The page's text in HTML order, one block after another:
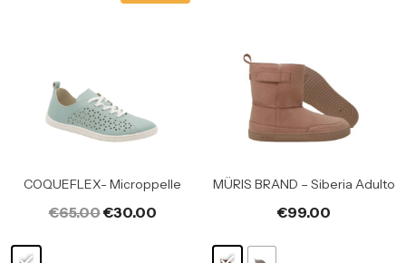
COQUEFLEX- Microppelle
€65.00€30.00
MÜRIS BRAND – Siberia Adulto
€99.00